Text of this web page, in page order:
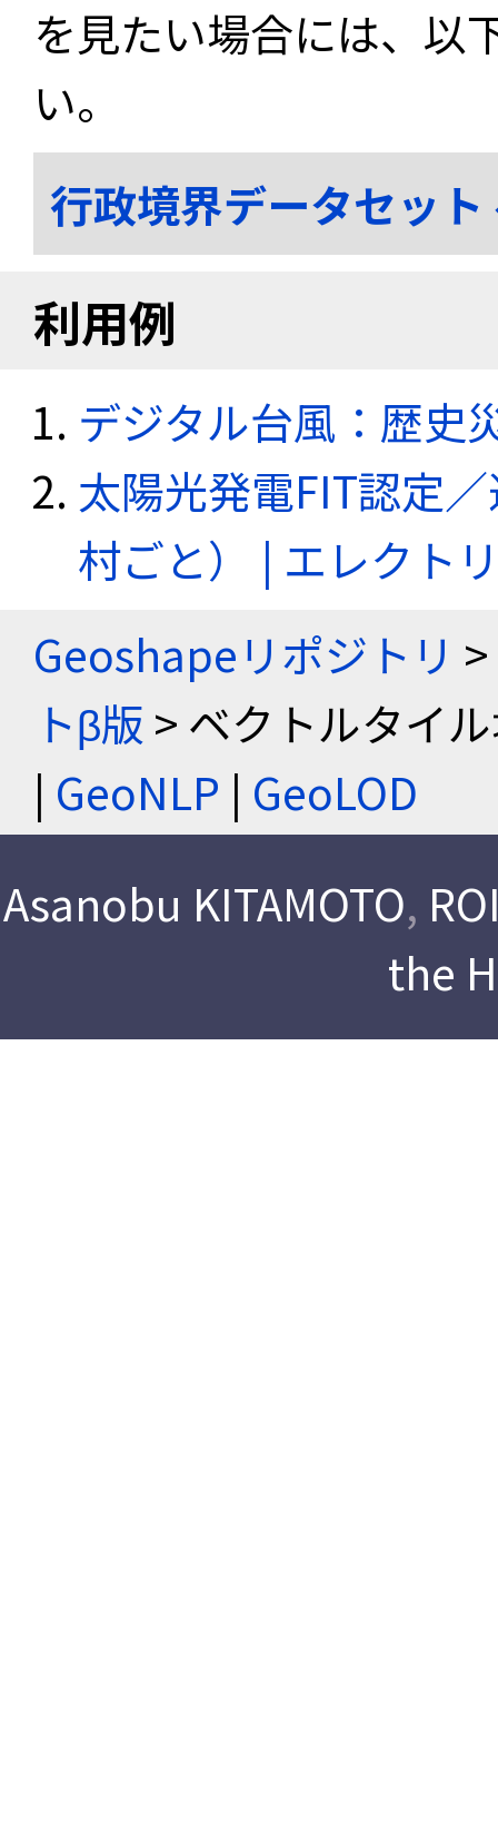
を見たい場合には、以
い。
行政境界データセッ
利用例
デジタル台風：歴史
太陽光発電FIT認定
村ごと） | エレクト
Geoshapeリポジトリ >
トβ版 > ベクトルタイ
| GeoNLP | GeoLOD
Asanobu KITAMOTO,
the